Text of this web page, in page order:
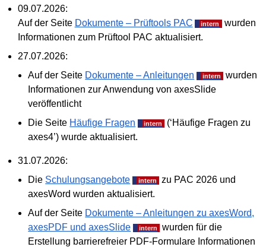
09.07.2026:
Auf der Seite Dokumente – Prüftools PAC
wurden
Informationen zum Prüftool PAC aktualisiert.
27.07.2026:
Auf der Seite Dokumente – Anleitungen
wurden
Informationen zur Anwendung von axesSlide
veröffentlicht
Die Seite Häufige Fragen
(‘Häufige Fragen zu
axes4’) wurde aktualisiert.
31.07.2026:
Die Schulungsangebote
zu PAC 2026 und
axesWord wurden aktualisiert.
Auf der Seite Dokumente – Anleitungen zu axesWord,
axesPDF und axesSlide
wurden für die
Erstellung barrierefreier PDF-Formulare Informationen